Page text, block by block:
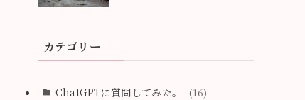
カテゴリー
ChatGPTに質問してみた。 (16)